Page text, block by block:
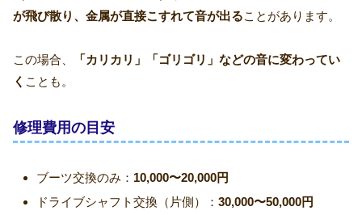
が飛び散り、金属が直接こすれて音が出ることがあります。
この場合、
「カリカリ」「ゴリゴリ」などの音に変わってい
く ことも。
修理費用の目安
ブーツ交換のみ： 10,000〜20,000円
ドライブシャフト交換（片側）： 30,000〜50,000円